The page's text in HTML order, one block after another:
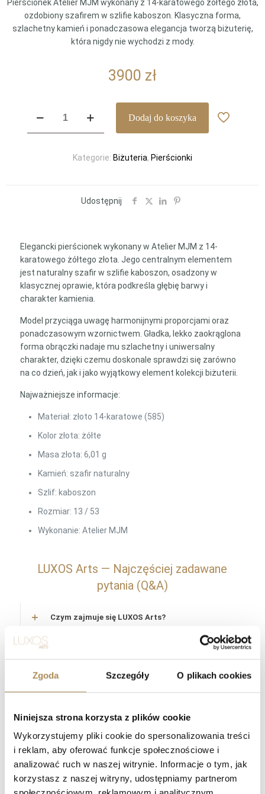
Zgoda Szczegóły O plikach cookies
Niniejsza strona korzysta z plików cookie
Wykorzystujemy pliki cookie do spersonalizowania treści
i reklam, aby oferować funkcje społecznościowe i
analizować ruch w naszej witrynie. Informacje o tym, jak
korzystasz z naszej witryny, udostępniamy partnerom
Pierścionek Atelier MJM wykonany z 14-karatowego żółtego złota,
ozdobiony szafirem w szlifie kaboszon. Klasyczna forma,
szlachetny kamień i ponadczasowa elegancja tworzą biżuterię,
która nigdy nie wychodzi z mody.
3900 zł
Pierścionek
Atelier
Dodaj do koszyka
Kategorie: Biżuteria, Pierścionki
Udostępnij
Elegancki pierścionek wykonany w Atelier MJM z 14-
karatowego żółtego złota. Jego centralnym elementem
jest naturalny szafir w szlifie kaboszon, osadzony w
klasycznej oprawie, która podkreśla głębię barwy i
charakter kamienia.
Model przyciąga uwagę harmonijnymi proporcjami oraz
ponadczasowym wzornictwem. Gładka, lekko zaokrąglona
forma obrączki nadaje mu szlachetny i uniwersalny
charakter, dzięki czemu doskonale sprawdzi się zarówno
na co dzień, jak i jako wyjątkowy element kolekcji biżuterii.
Najważniejsze informacje:
Materiał: złoto 14-karatowe (585)
Kolor złota: żółte
Masa złota: 6,01 g
Kamień: szafir naturalny
Szlif: kaboszon
Rozmiar: 13 / 53
Wykonanie: Atelier MJM
LUXOS Arts — Najczęściej zadawane
pytania (Q&A)
Czym zajmuje się LUXOS Arts?
Czy mogę złożyć indywidualne zamówienie lub
poprosić o wyszukanie konkretnego przedmiotu?
Czy obiekty oferowane przez LUXOS Arts są
Czy każdy przedmiot posiada certyfikat
autentyczności?
Co oznacza „LUXOS Arts Certified Selection”?